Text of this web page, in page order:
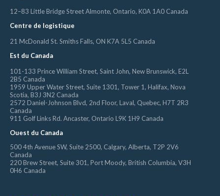
12–83 Little Bridge Street Almonte, Ontario, K0A 1A0 Canada
Centre de logistique
21 McDonald St. Smiths Falls, ON K7A 5L5 Canada
Est du Canada
101-133 Prince William Street, Saint John, New Brunswick, E2L
2B5 Canada
1959 Upper Water Street, Suite 1301, Tower 1, Halifax, Nova
Scotia, B3J 3N2 Canada
2572 Daniel-Johnson Blvd, 2nd Floor, Laval, Quebec, H7T 2R3
Canada
911 Golf Links Rd. Ancaster, Ontario L9K 1H9 Canada
Ouest du Canada
500 4th Avenue SW, Suite 2500, Calgary, Alberta, T2P 2V6
Canada
220 Brew Street, Suite 301, Port Moody, British Columbia, V3H
0H6 Canada